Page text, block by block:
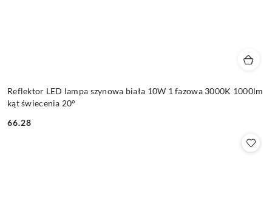
Reflektor LED lampa szynowa biała 10W 1 fazowa 3000K 1000lm
kąt świecenia 20°
Cena:
66.28